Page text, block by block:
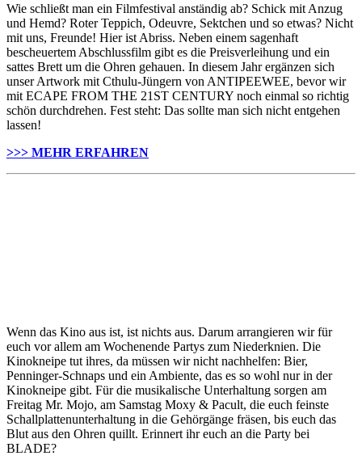
Wie schließt man ein Filmfestival anständig ab? Schick mit Anzug
und Hemd? Roter Teppich, Odeuvre, Sektchen und so etwas? Nicht
mit uns, Freunde! Hier ist Abriss. Neben einem sagenhaft
bescheuertem Abschlussfilm gibt es die Preisverleihung und ein
sattes Brett um die Ohren gehauen. In diesem Jahr ergänzen sich
unser Artwork mit Cthulu-Jüngern von ANTIPEEWEE, bevor wir
mit ECAPE FROM THE 21ST CENTURY noch einmal so richtig
schön durchdrehen. Fest steht: Das sollte man sich nicht entgehen
lassen!
>>> MEHR ERFAHREN
Wenn das Kino aus ist, ist nichts aus. Darum arrangieren wir für
euch vor allem am Wochenende Partys zum Niederknien. Die
Kinokneipe tut ihres, da müssen wir nicht nachhelfen: Bier,
Penninger-Schnaps und ein Ambiente, das es so wohl nur in der
Kinokneipe gibt. Für die musikalische Unterhaltung sorgen am
Freitag Mr. Mojo, am Samstag Moxy & Pacult, die euch feinste
Schallplattenunterhaltung in die Gehörgänge fräsen, bis euch das
Blut aus den Ohren quillt. Erinnert ihr euch an die Party bei
BLADE?